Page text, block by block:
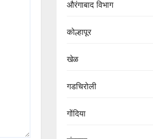
औरंगाबाद विभाग‌
कोल्हापूर
खेळ
गडचिरोली
गोंदिया